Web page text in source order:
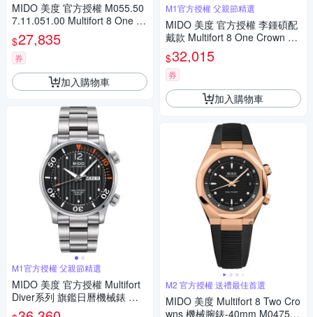
MIDO 美度 官方授權 M055.50
7.11.051.00 Multifort 8 One Cr
own 先鋒系列 幾何八角機械錶
寵爸時刻 送禮推薦-黑 M05550
71105100
$27,835
券
加入購物車
M1官方授權 父親節精選
MIDO 美度 官方授權 Multifort
Diver系列 旗鑑日曆機械錶 寵
爸時刻 送禮推薦-黑x銀/42mm
M1官方授權 父親節精選
MIDO 美度 官方授權 李鍾碩配
戴款 Multifort 8 One Crown 先
鋒系列 幾何八角機械錶 寵爸時
刻 送禮推薦 M0555072205100
$32,015
券
加入購物車
M2 官方授權 送禮最佳首選
MIDO 美度 Multifort 8 Two Cro
wns 機械腕錶-40mm M047507